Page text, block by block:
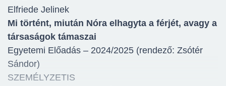
Elfriede Jelinek
Mi történt, miután Nóra elhagyta a férjét, avagy a
társaságok támaszai
Egyetemi Előadás – 2024/2025 (rendező: Zsótér
Sándor)
SZEMÉLYZETIS